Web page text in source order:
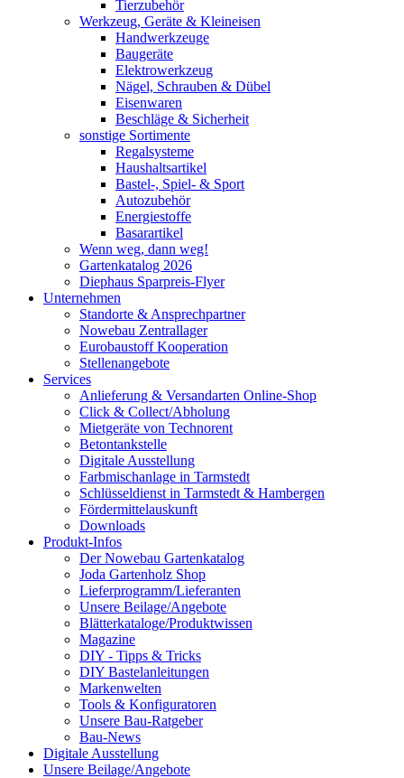
Tierzubehör
Werkzeug, Geräte & Kleineisen
Handwerkzeuge
Baugeräte
Elektrowerkzeug
Nägel, Schrauben & Dübel
Eisenwaren
Beschläge & Sicherheit
sonstige Sortimente
Regalsysteme
Haushaltsartikel
Bastel-, Spiel- & Sport
Autozubehör
Energiestoffe
Basarartikel
Wenn weg, dann weg!
Gartenkatalog 2026
Diephaus Sparpreis-Flyer
Unternehmen
Standorte & Ansprechpartner
Nowebau Zentrallager
Eurobaustoff Kooperation
Stellenangebote
Services
Anlieferung & Versandarten Online-Shop
Click & Collect/Abholung
Mietgeräte von Technorent
Betontankstelle
Digitale Ausstellung
Farbmischanlage in Tarmstedt
Schlüsseldienst in Tarmstedt & Hambergen
Fördermittelauskunft
Downloads
Produkt-Infos
Der Nowebau Gartenkatalog
Joda Gartenholz Shop
Lieferprogramm/Lieferanten
Unsere Beilage/Angebote
Blätterkataloge/Produktwissen
Magazine
DIY - Tipps & Tricks
DIY Bastelanleitungen
Markenwelten
Tools & Konfiguratoren
Unsere Bau-Ratgeber
Bau-News
Digitale Ausstellung
Unsere Beilage/Angebote